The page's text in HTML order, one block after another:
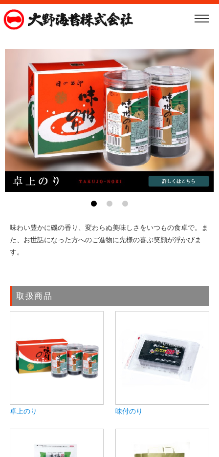
味わい豊かに磯の香り、変わらぬ美味しさをいつもの食卓で。
ま
た、お世話になった方へのご進物に先様の喜ぶ笑顔が浮かびま
す。
取扱商品
卓上のり 味付のり